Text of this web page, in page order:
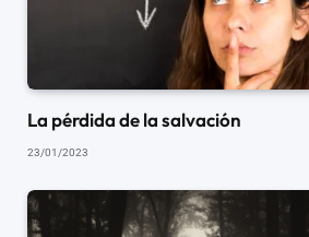
La pérdida de la salvación
23/01/2023